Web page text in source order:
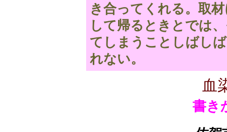
き合ってくれる。取
して帰るときとでは
てしまうことしばし
れない。
血
書き